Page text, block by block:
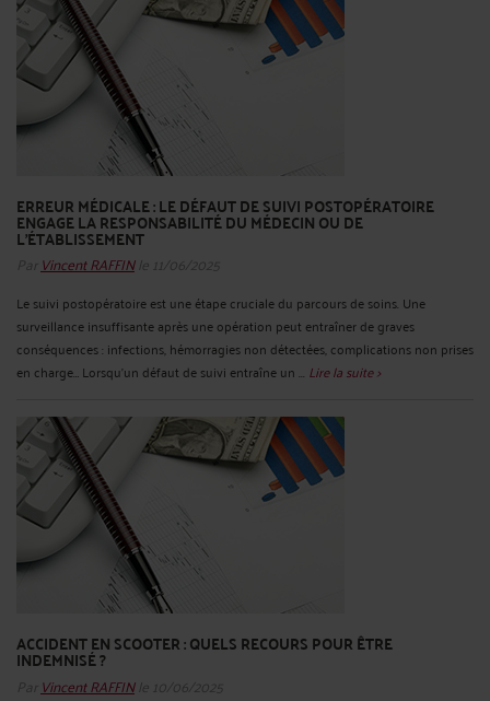
ERREUR MÉDICALE : LE DÉFAUT DE SUIVI POSTOPÉRATOIRE
ENGAGE LA RESPONSABILITÉ DU MÉDECIN OU DE
L’ÉTABLISSEMENT
Par Vincent RAFFINle 11/06/2025
Le suivi postopératoire est une étape cruciale du parcours de soins. Une
surveillance insuffisante après une opération peut entraîner de graves
conséquences : infections, hémorragies non détectées, complications non prises
en charge… Lorsqu’un défaut de suivi entraîne un ... Lire la suite >
ACCIDENT EN SCOOTER : QUELS RECOURS POUR ÊTRE
INDEMNISÉ ?
Par Vincent RAFFINle 10/06/2025